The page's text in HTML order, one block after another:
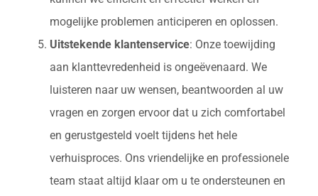
mogelijke problemen anticiperen en oplossen.
Uitstekende klantenservice: Onze toewijding
aan klanttevredenheid is ongeëvenaard. We
luisteren naar uw wensen, beantwoorden al uw
vragen en zorgen ervoor dat u zich comfortabel
en gerustgesteld voelt tijdens het hele
verhuisproces. Ons vriendelijke en professionele
team staat altijd klaar om u te ondersteunen en